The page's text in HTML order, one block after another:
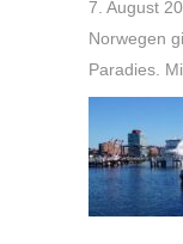
7. August
Norwegen
Paradies.